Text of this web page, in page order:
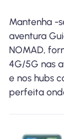
Mantenha -
aventura
NOMAD,
4G/5G nas
e nos hubs
perfeita